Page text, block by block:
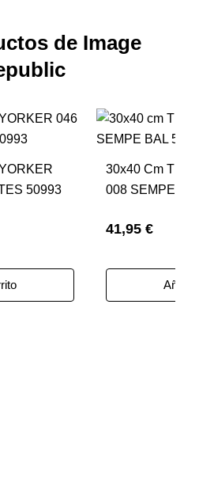
de Image
50993
30x40 Cm THE
008 SEMPE
41,95 €